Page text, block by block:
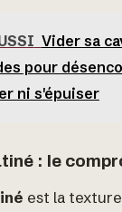
Vider sa
pour
ni s'épuiser
: le
est la